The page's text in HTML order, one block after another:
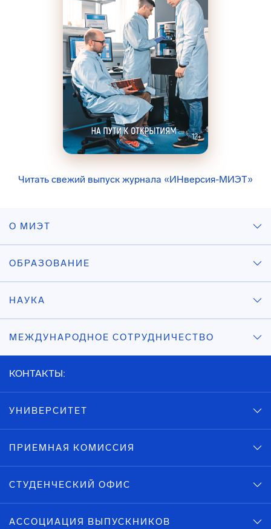
Читать свежий выпуск журнала «ИНверсия-МИЭТ»
О МИЭТ
ОБРАЗОВАНИЕ
НАУКА
МЕЖДУНАРОДНОЕ СОТРУДНИЧЕСТВО
КОНТАКТЫ:
УНИВЕРСИТЕТ
ПРИЕМНАЯ КОМИССИЯ
СТУДЕНЧЕСКИЙ ОФИС
АССОЦИАЦИЯ ВЫПУСКНИКОВ